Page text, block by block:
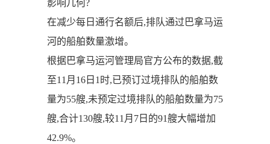
影响几何?
在减少每日通行名额后,排队通过巴拿马运
河的船舶数量激增。
根据巴拿马运河管理局官方公布的数据,截
至11月16日1时,已预订过境排队的船舶数
量为55艘,未预定过境排队的船舶数量为75
艘,合计130艘,较11月7日的91艘大幅增加
42.9%。